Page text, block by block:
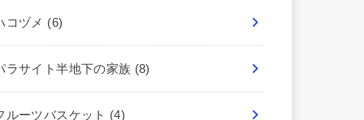
コヅメ (6)
ラサイト半地下の家族 (8)
ルーツバスケット (4)